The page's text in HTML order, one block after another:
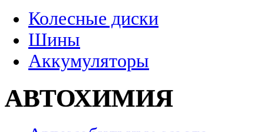
Колесные диски
Шины
Аккумуляторы
АВТОХИМИЯ